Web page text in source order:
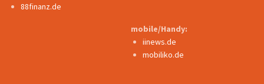
88finanz.de
mobile/Handy:
iinews.de
mobiliko.de